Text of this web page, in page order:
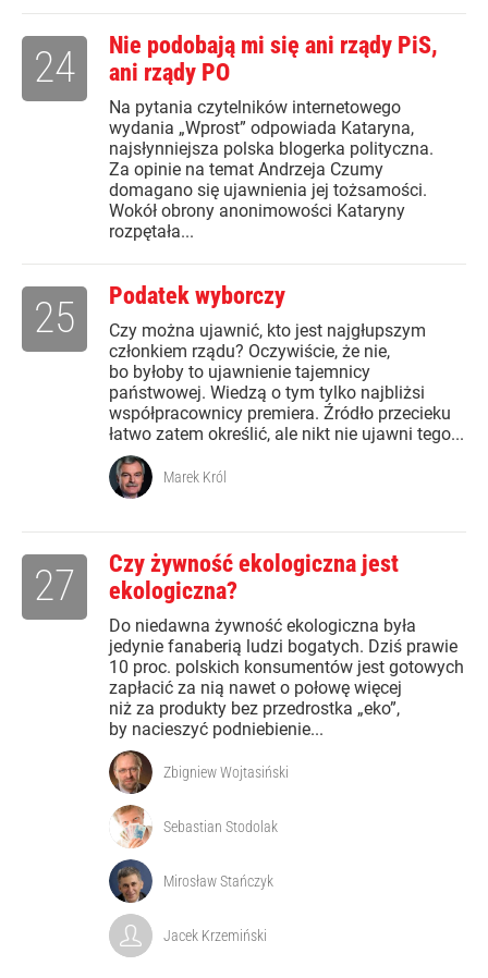
Nie podobają mi się ani rządy PiS,
ani rządy PO
Na pytania czytelników internetowego
wydania „Wprost” odpowiada Kataryna,
najsłynniejsza polska blogerka polityczna.
Za opinie na temat Andrzeja Czumy
domagano się ujawnienia jej tożsamości.
Wokół obrony anonimowości Kataryny
rozpętała...
24
Podatek wyborczy
Czy można ujawnić, kto jest najgłupszym
członkiem rządu? Oczywiście, że nie,
bo byłoby to ujawnienie tajemnicy
państwowej. Wiedzą o tym tylko najbliżsi
współpracownicy premiera. Źródło przecieku
łatwo zatem określić, ale nikt nie ujawni tego...
25
Marek Król
Czy żywność ekologiczna jest
ekologiczna?
Do niedawna żywność ekologiczna była
jedynie fanaberią ludzi bogatych. Dziś prawie
10 proc. polskich konsumentów jest gotowych
zapłacić za nią nawet o połowę więcej
niż za produkty bez przedrostka „eko”,
by nacieszyć podniebienie...
27
Zbigniew Wojtasiński
Sebastian Stodolak
Mirosław Stańczyk
Jacek Krzemiński